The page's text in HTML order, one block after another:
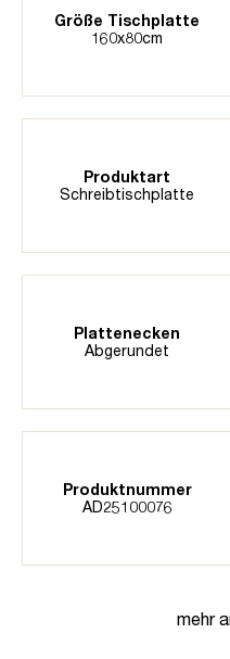
Größe Tischplatte
160x80cm
Produktart
Schreibtischplatte
Plattenecken
Abgerundet
Produktnummer
AD25100076
mehr